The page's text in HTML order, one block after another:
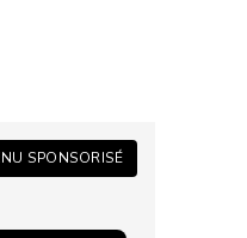
SPONSORISÉ